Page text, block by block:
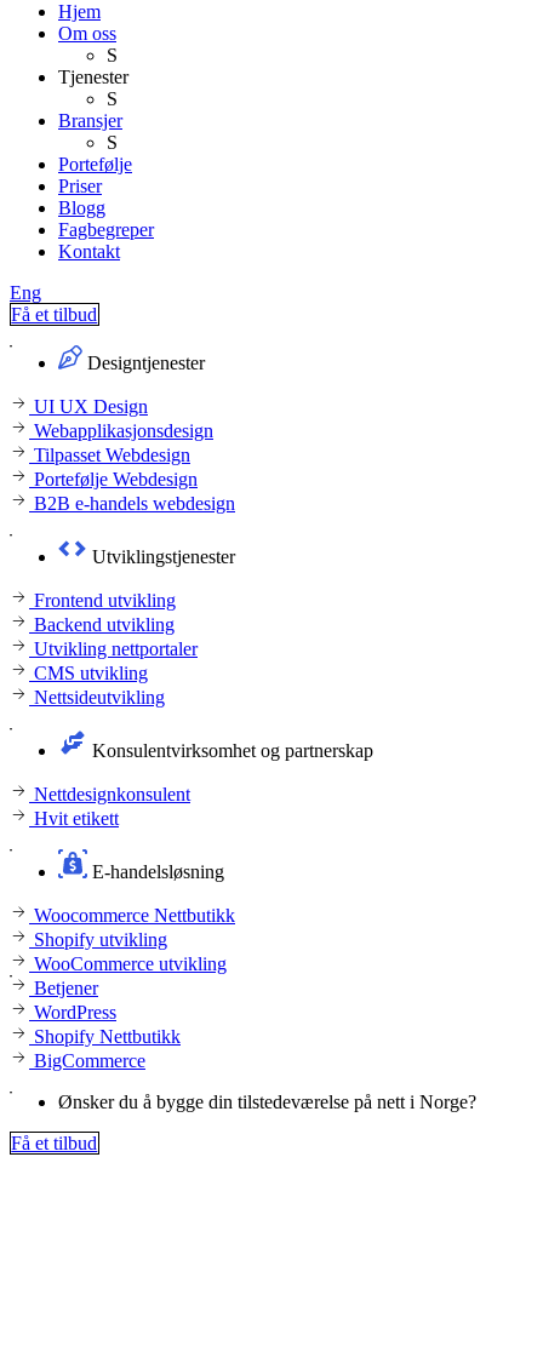
Hjem
Om oss
S
Tjenester
S
Bransjer
S
Portefølje
Priser
Blogg
Fagbegreper
Kontakt
Eng
Få et tilbud
Designtjenester
UI UX Design
Webapplikasjonsdesign
Tilpasset Webdesign
Portefølje Webdesign
B2B e-handels webdesign
Utviklingstjenester
Frontend utvikling
Backend utvikling
Utvikling nettportaler
CMS utvikling
Nettsideutvikling
Konsulentvirksomhet og partnerskap
Nettdesignkonsulent
Hvit etikett
E-handelsløsning
Woocommerce Nettbutikk
Shopify utvikling
WooCommerce utvikling
Betjener
WordPress
Shopify Nettbutikk
BigCommerce
Ønsker du å bygge din tilstedeværelse på nett i Norge?
Få et tilbud